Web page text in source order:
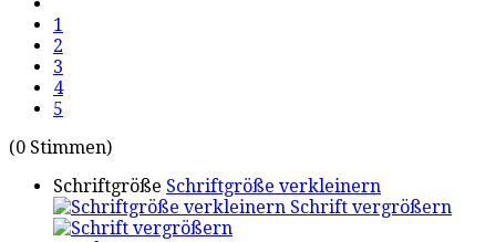
1
2
3
4
5
(0 Stimmen)
Schriftgröße Schriftgröße verkleinern
Schrift vergrößern